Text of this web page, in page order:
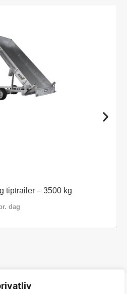
tiptrailer – 3500 kg
dag